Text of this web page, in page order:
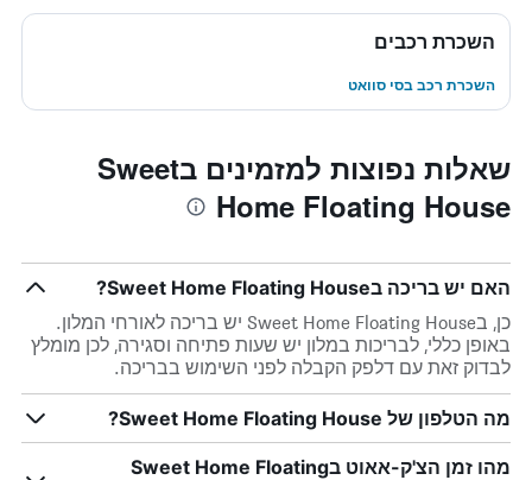
השכרת רכבים
השכרת רכב בסי סוואט
שאלות נפוצות למזמינים בSweet
Home Floating House
האם יש בריכה בSweet Home Floating House?
כן, בSweet Home Floating House יש בריכה לאורחי המלון.
באופן כללי, לבריכות במלון יש שעות פתיחה וסגירה, לכן מומלץ
לבדוק זאת עם דלפק הקבלה לפני השימוש בבריכה.
מה הטלפון של Sweet Home Floating House?
מהו זמן הצ'ק-אאוט בSweet Home Floating